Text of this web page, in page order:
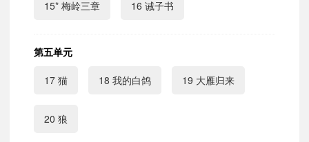
15* 梅岭三章 16 诫子书
第五单元
17 猫 18 我的白鸽 19 大雁归来
20 狼